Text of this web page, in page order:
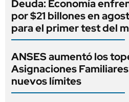
Deuda: Economía
por $21 billones en
para el primer test del
ANSES aumentó los
Asignaciones
nuevos límites